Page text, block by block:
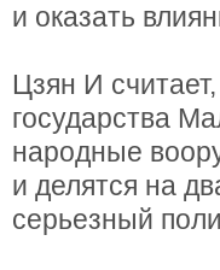
и оказать
Цзян И
государства
народные
и делятся на
серьезный